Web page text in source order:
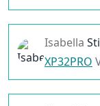
Isabella
XP32PRO